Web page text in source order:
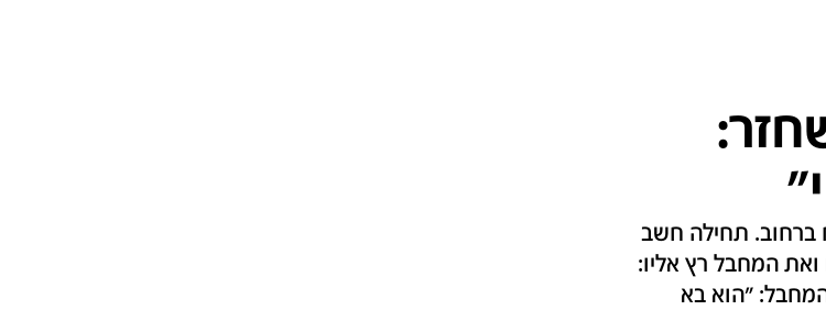
עוברי אורח ברחוב. תחילה חשב
המחבל רץ אליו:
המחבל: "הוא בא